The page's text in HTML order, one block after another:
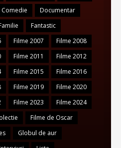
Comedie
Documentar
Fantastic
Filme 2007
Filme 2008
Filme 2011
Filme 2012
Filme 2015
Filme 2016
Filme 2019
Filme 2020
Filme 2023
Filme 2024
Filme de Oscar
Globul de aur